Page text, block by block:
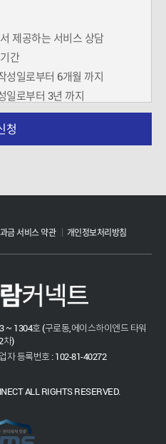
청
제공하는 서비스 상담
간
성일로부터 6개월 까지
일로부터 3년 까지
한 불이익 안내
금 서비스 약관 개인정보처리방침
~ 1304호 (구로동,에이스하이엔드 타워
차)
자 등록번호 : 102-81-40272
ALL RIGHTS RESERVED.